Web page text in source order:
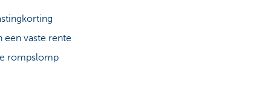
een vaste rente
rompslomp